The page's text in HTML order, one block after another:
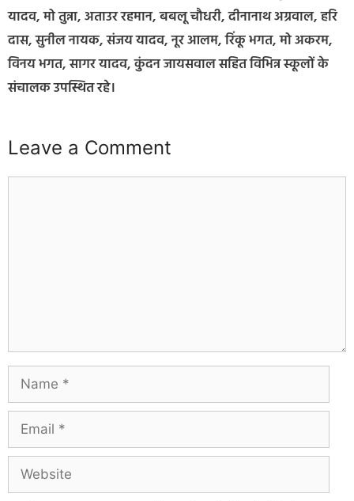
यादव, मो तुन्ना, अताउर रहमान, बबलू चौधरी, दीनानाथ अग्रवाल, हरि
दास, सुनील नायक, संजय यादव, नूर आलम, रिंकू भगत, मो अकरम,
विनय भगत, सागर यादव, कुंदन जायसवाल सहित विभिन्न स्कूलों के
संचालक उपस्थित रहे।
Leave a Comment